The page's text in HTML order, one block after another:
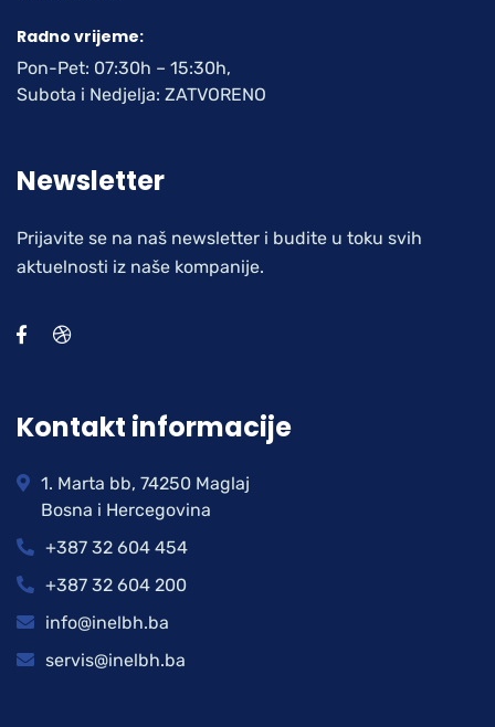
Radno vrijeme:
Pon-Pet: 07:30h – 15:30h,
Subota i Nedjelja: ZATVORENO
Newsletter
Prijavite se na naš newsletter i budite u toku svih
aktuelnosti iz naše kompanije.
Kontakt informacije
1. Marta bb, 74250 Maglaj
Bosna i Hercegovina
+387 32 604 454
+387 32 604 200
info@inelbh.ba
servis@inelbh.ba